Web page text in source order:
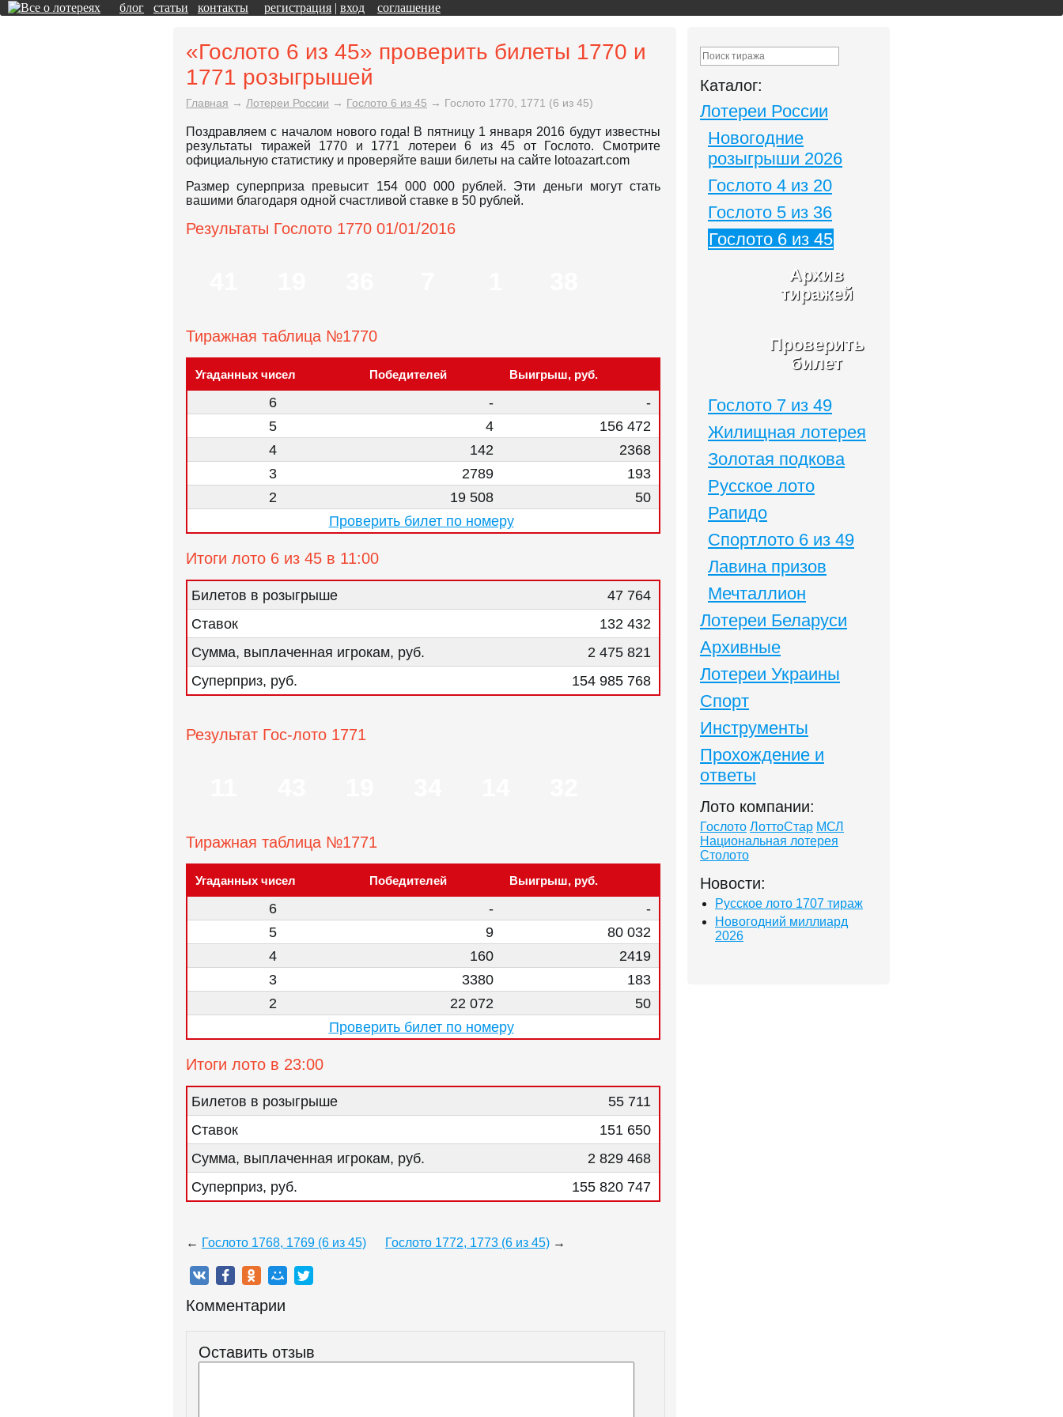
блог статьи контакты регистрация | вход соглашение
«Гослото 6 из 45» проверить билеты 1770 и
1771 розыгрышей
Главная → Лотереи России → Гослото 6 из 45 → Гослото 1770, 1771 (6 из 45)
Поздравляем с началом нового года! В пятницу 1 января 2016 будут известны
результаты тиражей 1770 и 1771 лотереи 6 из 45 от Гослото. Смотрите
официальную статистику и проверяйте ваши билеты на сайте lotoazart.com
Размер суперприза превысит 154 000 000 рублей. Эти деньги могут стать
вашими благодаря одной счастливой ставке в 50 рублей.
Результаты Гослото 1770 01/01/2016
Тиражная таблица №1770
Угаданных чисел Победителей Выигрыш, руб.
6 -
-
5
4
156 472
4
142
2368
3
2789
193
2
19 508
50
Проверить билет по номеру
Итоги лото 6 из 45 в 11:00
Билетов в розыгрыше
47 764
Ставок
132 432
Сумма, выплаченная игрокам, руб.
2 475 821
Суперприз, руб.
154 985 768
Результат Гос-лото 1771
Тиражная таблица №1771
Угаданных чисел Победителей Выигрыш, руб.
6 -
-
5
9
80 032
4
160
2419
3
3380
183
2
22 072
50
Проверить билет по номеру
Итоги лото в 23:00
Билетов в розыгрыше
55 711
Ставок
151 650
Сумма, выплаченная игрокам, руб.
2 829 468
Суперприз, руб.
155 820 747
← Гослото 1768, 1769 (6 из 45) Гослото 1772, 1773 (6 из 45) →
Комментарии
Оставить отзыв
Каталог:
Лотереи России
Новогодние
розыгрыши 2026
Гослото 4 из 20
Гослото 5 из 36
Гослото 6 из 45
Архив
тиражей
Проверить
билет
Гослото 7 из 49
Жилищная лотерея
Золотая подкова
Русское лото
Рапидо
Спортлото 6 из 49
Лавина призов
Мечталлион
Лотереи Беларуси
Архивные
Лотереи Украины
Спорт
Инструменты
Прохождение и
ответы
Лото компании:
Гослото ЛоттоСтар МСЛ
Национальная лотерея
Столото
Новости:
Русское лото 1707 тираж
Новогодний миллиард
2026